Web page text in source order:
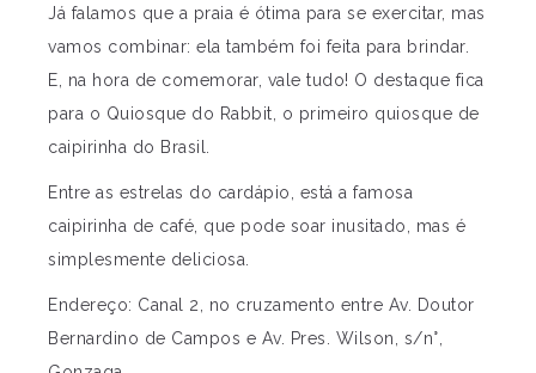
Já falamos que a praia é ótima para se exercitar, mas
vamos combinar: ela também foi feita para brindar.
E, na hora de comemorar, vale tudo! O destaque fica
para o Quiosque do Rabbit, o primeiro quiosque de
caipirinha do Brasil.
Entre as estrelas do cardápio, está a famosa
caipirinha de café, que pode soar inusitado, mas é
simplesmente deliciosa.
Endereço: Canal 2, no cruzamento entre Av. Doutor
Bernardino de Campos e Av. Pres. Wilson, s/n°,